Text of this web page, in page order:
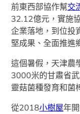
前東西部協作幫交
32.12億元，實施
企業落地，到位投
堅成果、全面推進
這個暑假，天津農
3000米的甘肅省
靈菇菌種發育和菌
從2018小樹屋年